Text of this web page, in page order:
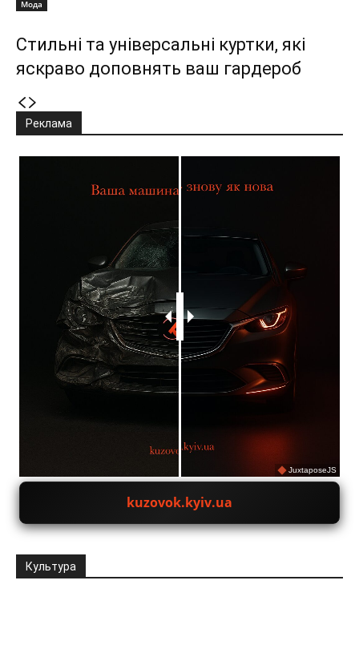
Мода
Стильні та універсальні куртки, які
яскраво доповнять ваш гардероб
Реклама
JuxtaposeJS
kuzovok.kyiv.ua
Культура